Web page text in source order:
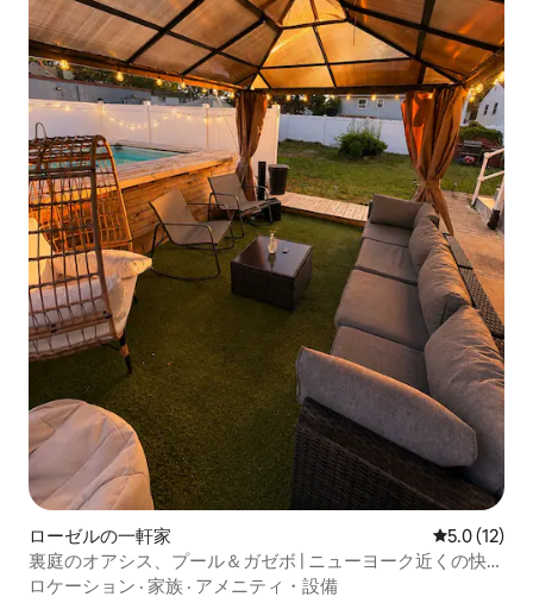
ローゼルの一軒家 レビュー12
5.0 (12)
裏庭のオアシス、プール＆ガゼボ | ニューヨーク近くの快適
な家
ロケーション · 家族 · アメニティ・設備